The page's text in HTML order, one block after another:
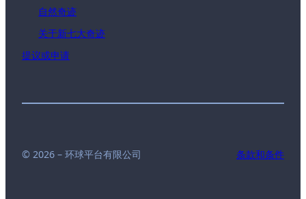
自然奇迹
关于新七大奇迹
提议或申请
© 2026 – 环球平台有限公司 条款和条件